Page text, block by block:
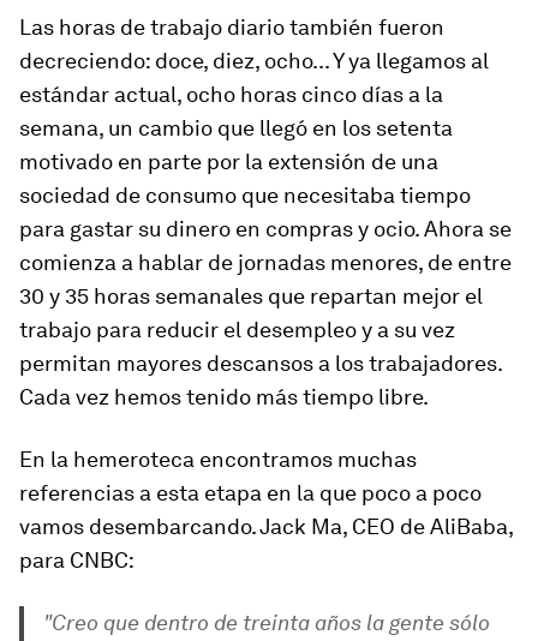
Las horas de trabajo diario también fueron
decreciendo: doce, diez, ocho... Y ya llegamos al
estándar actual, ocho horas cinco días a la
semana, un cambio que llegó en los setenta
motivado en parte por la extensión de una
sociedad de consumo que necesitaba tiempo
para gastar su dinero en compras y ocio. Ahora se
comienza a hablar de jornadas menores, de entre
30 y 35 horas semanales que repartan mejor el
trabajo para reducir el desempleo y a su vez
permitan mayores descansos a los trabajadores.
Cada vez hemos tenido más tiempo libre.
En la hemeroteca encontramos muchas
referencias a esta etapa en la que poco a poco
vamos desembarcando. Jack Ma, CEO de AliBaba,
para CNBC:
"Creo que dentro de treinta años la gente sólo